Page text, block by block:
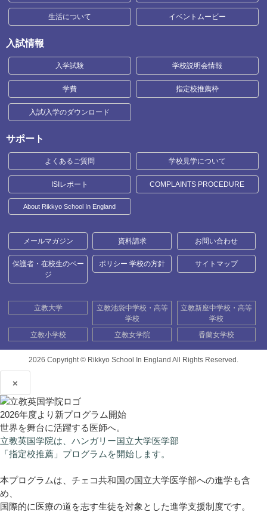
生活について イベントムービー
入試情報
入学試験 学校説明会情報
学費 指定校推薦枠
入試/入学のダウンロード
サポート
よくあるご質問 学校見学について
ISIレポート COMPLAINTS PROCEDURE
About Rikkyo School In England
メールマガジン 資料請求 お問い合わせ
保護者・在校生のペー
ジ
ポリシー 学校の方針 サイトマップ
立教大学
立教池袋中学校・高等
学校
立教新座中学校・高等
学校
立教小学校
立教女学院 香蘭女学校
2026 Copyright © Rikkyo School In England All Rights Reserved.
×
2026年度より新プログラム開始
世界を舞台に活躍する医師へ。
立教英国学院は、ハンガリー国立大学医学部
「指定校推薦」プログラムを開始します。
本プログラムは、チェコ共和国の国立大学医学部への進学も含
め、
国際的に医療の道を志す生徒を対象とした進学支援制度です。